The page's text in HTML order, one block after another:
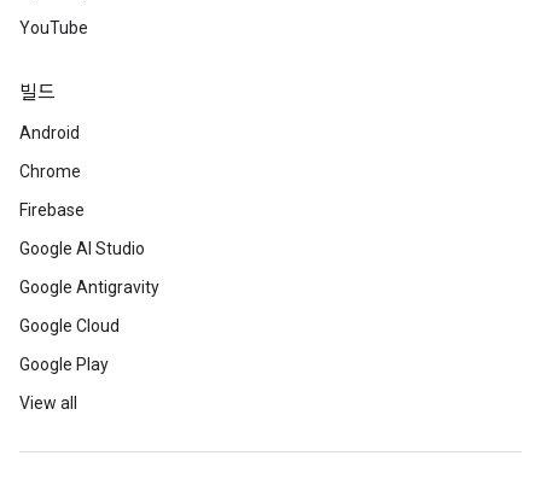
YouTube
빌드
Android
Chrome
Firebase
Google AI Studio
Google Antigravity
Google Cloud
Google Play
View all